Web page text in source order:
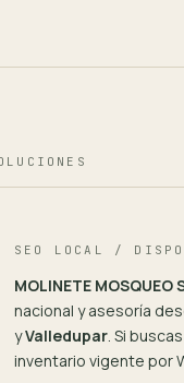
SEO LOCAL /
MOLINETE MOSQUEO
nacional y asesoría
yValledupar. Si
inventario vigente por